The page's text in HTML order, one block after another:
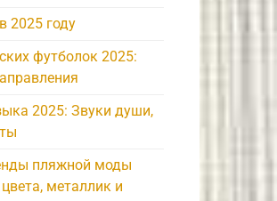
2025 году
футболок 2025:
2025: Звуки души,
пляжной моды
металлик и